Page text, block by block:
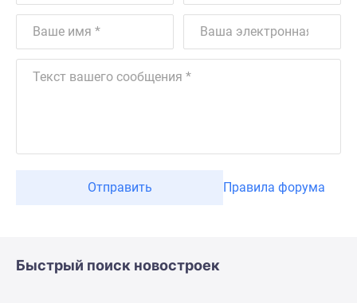
Отправить Правила форума
Быстрый поиск новостроек